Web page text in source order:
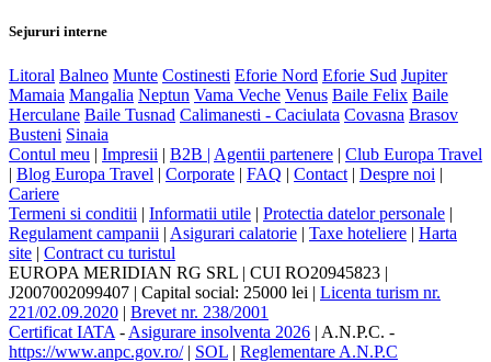
Sejururi interne
Litoral Balneo Munte Costinesti Eforie Nord Eforie Sud Jupiter
Mamaia Mangalia Neptun Vama Veche Venus Baile Felix Baile
Herculane Baile Tusnad Calimanesti - Caciulata Covasna Brasov
Busteni Sinaia
Contul meu | Impresii | B2B | Agentii partenere | Club Europa Travel
| Blog Europa Travel | Corporate | FAQ | Contact | Despre noi |
Cariere
Termeni si conditii | Informatii utile | Protectia datelor personale |
Regulament campanii | Asigurari calatorie | Taxe hoteliere | Harta
site | Contract cu turistul
EUROPA MERIDIAN RG SRL | CUI RO20945823 |
J2007002099407 | Capital social: 25000 lei | Licenta turism nr.
221/02.09.2020 | Brevet nr. 238/2001
Certificat IATA - Asigurare insolventa 2026 | A.N.P.C. -
https://www.anpc.gov.ro/| SOL | Reglementare A.N.P.C